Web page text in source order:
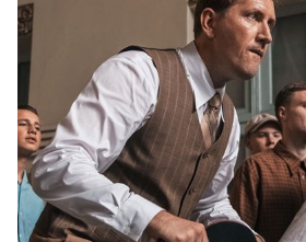
# Дмитрий Нагиев # Софья
Милош Бикович комедия